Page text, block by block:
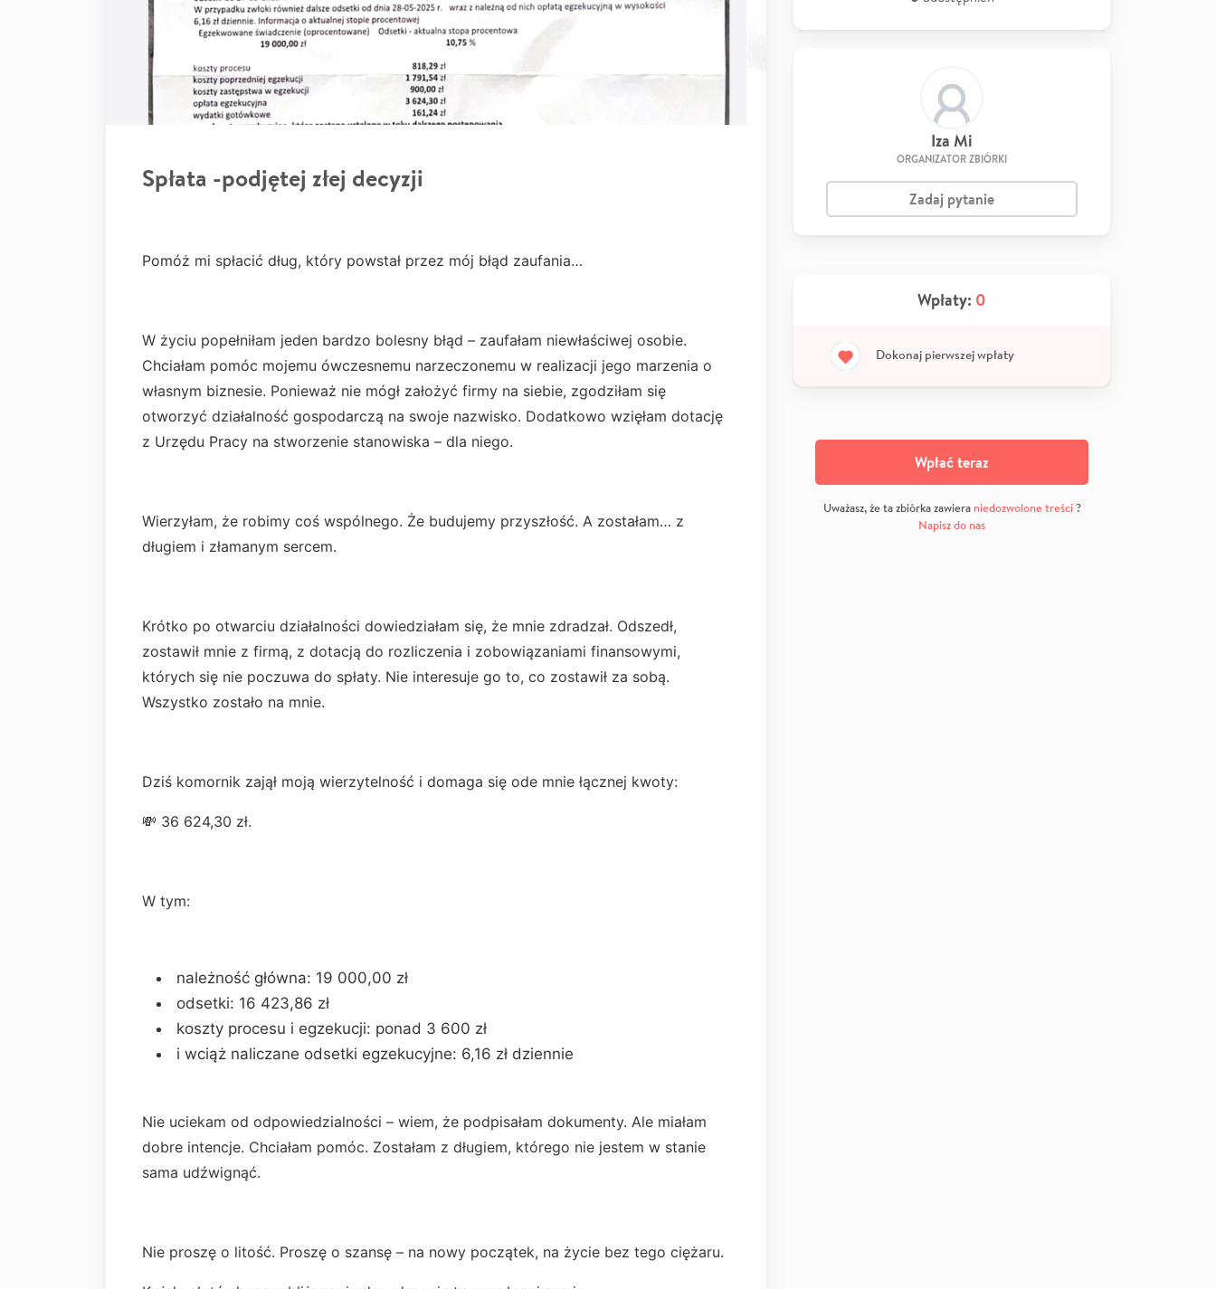
Spłata -podjętej złej decyzji
Pomóż mi spłacić dług, który powstał przez mój błąd zaufania…
W życiu popełniłam jeden bardzo bolesny błąd – zaufałam niewłaściwej osobie.
Chciałam pomóc mojemu ówczesnemu narzeczonemu w realizacji jego marzenia o
własnym biznesie. Ponieważ nie mógł założyć firmy na siebie, zgodziłam się
otworzyć działalność gospodarczą na swoje nazwisko. Dodatkowo wzięłam dotację
z Urzędu Pracy na stworzenie stanowiska – dla niego.
Wierzyłam, że robimy coś wspólnego. Że budujemy przyszłość. A zostałam… z
długiem i złamanym sercem.
Krótko po otwarciu działalności dowiedziałam się, że mnie zdradzał. Odszedł,
zostawił mnie z firmą, z dotacją do rozliczenia i zobowiązaniami finansowymi,
których się nie poczuwa do spłaty. Nie interesuje go to, co zostawił za sobą.
Wszystko zostało na mnie.
Dziś komornik zajął moją wierzytelność i domaga się ode mnie łącznej kwoty:
💸 36 624,30 zł.
W tym:
należność główna: 19 000,00 zł
odsetki: 16 423,86 zł
koszty procesu i egzekucji: ponad 3 600 zł
i wciąż naliczane odsetki egzekucyjne: 6,16 zł dziennie
Nie uciekam od odpowiedzialności – wiem, że podpisałam dokumenty. Ale miałam
dobre intencje. Chciałam pomóc. Zostałam z długiem, którego nie jestem w stanie
sama udźwignąć.
Nie proszę o litość. Proszę o szansę – na nowy początek, na życie bez tego ciężaru.
Iza Mi
ORGANIZATOR ZBIÓRKI
Zadaj pytanie
Wpłaty: 0
Dokonaj pierwszej wpłaty
Wpłać teraz
Uważasz, że ta zbiórka zawiera niedozwolone treści?
Napisz do nas